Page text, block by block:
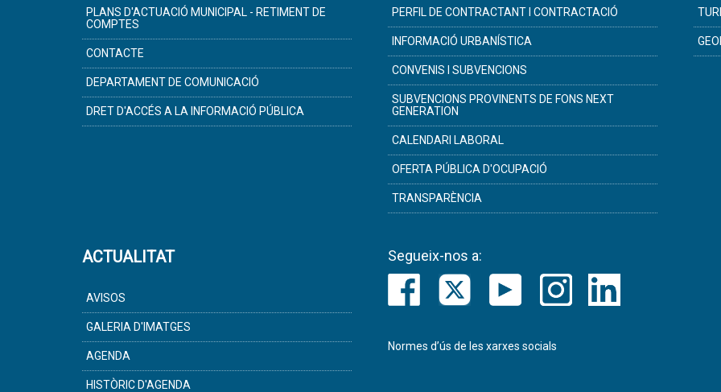
PLANS D'ACTUACIÓ MUNICIPAL - RETIMENT DE
COMPTES
CONTACTE
DEPARTAMENT DE COMUNICACIÓ
DRET D'ACCÉS A LA INFORMACIÓ PÚBLICA
PERFIL DE CONTRACTANT I CONTRACTACIÓ
INFORMACIÓ URBANÍSTICA
CONVENIS I SUBVENCIONS
SUBVENCIONS PROVINENTS DE FONS NEXT
GENERATION
CALENDARI LABORAL
OFERTA PÚBLICA D'OCUPACIÓ
TRANSPARÈNCIA
ACTUALITAT
AVISOS
GALERIA D'IMATGES
AGENDA
HISTÒRIC D'AGENDA
Segueix-nos a:
Normes d’ús de les xarxes socials